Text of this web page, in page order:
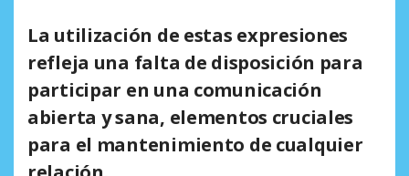
La utilización de estas expresiones
refleja una falta de disposición para
participar en una comunicación
abierta y sana, elementos cruciales
para el mantenimiento de cualquier